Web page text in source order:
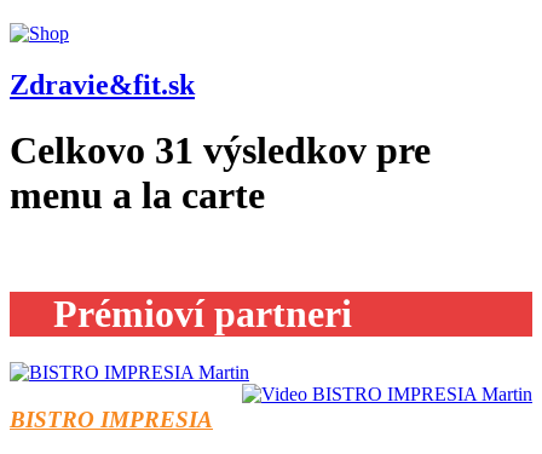
Zdravie&fit.sk
Celkovo 31 výsledkov pre
menu a la carte
Prémioví partneri
BISTRO IMPRESIA